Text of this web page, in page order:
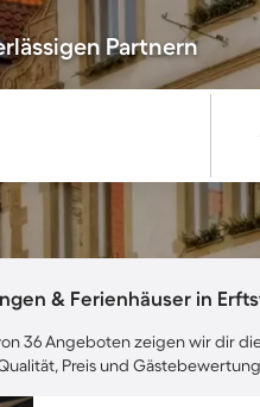
Partnern
& Ferienhäuser in
36 Angeboten zeigen wir dir
Preis und